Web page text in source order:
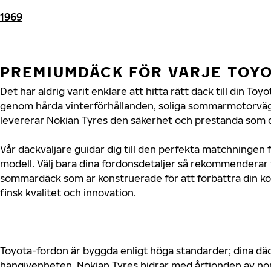
1969
PREMIUMDÄCK FÖR VARJE
Det har aldrig varit enklare att hitta rätt däck till din
genom hårda vinterförhållanden, soliga
levererar Nokian Tyres den säkerhet och prestanda som
Vår däckväljare guidar dig till den perfekta matchningen
modell. Välj bara dina fordonsdetaljer så
sommardäck som är konstruerade för att förbättra din
finsk kvalitet och innovation.
Toyota-fordon är byggda enligt höga standarder; dina